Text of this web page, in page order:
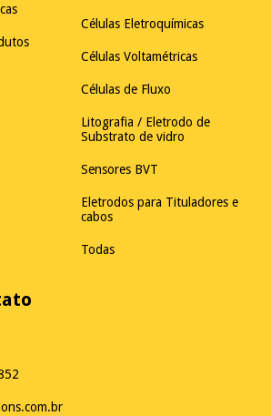
Células Eletroquímicas
Células Voltamétricas
Células de Fluxo
Litografia / Eletrodo de
Substrato de vidro
Sensores BVT
Eletrodos para Tituladores e
cabos
Todas